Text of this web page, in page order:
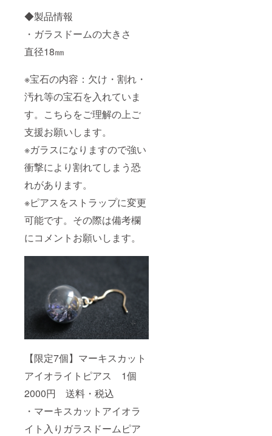
◆製品情報
・ガラスドームの大きさ
直径18㎜
※宝石の内容：欠け・割れ・
汚れ等の宝石を入れていま
す。こちらをご理解の上ご
支援お願いします。
※ガラスになりますので強い
衝撃により割れてしまう恐
れがあります。
※ピアスをストラップに変更
可能です。その際は備考欄
にコメントお願いします。
【限定7個】マーキスカット
アイオライトピアス 1個
2000円 送料・税込
・マーキスカットアイオラ
イト入りガラスドームピア